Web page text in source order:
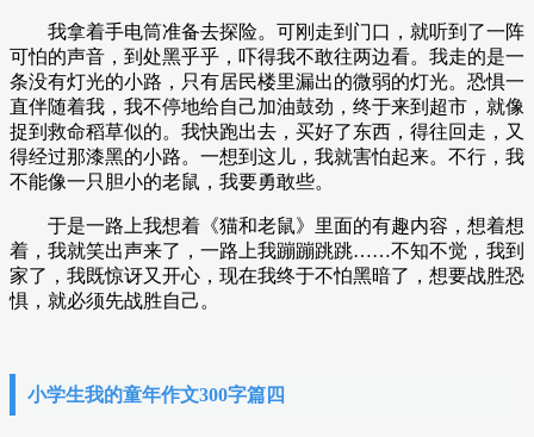
我拿着手电筒准备去探险。可刚走到门口，就听到了一阵
可怕的声音，到处黑乎乎，吓得我不敢往两边看。我走的是一
条没有灯光的小路，只有居民楼里漏出的微弱的灯光。恐惧一
直伴随着我，我不停地给自己加油鼓劲，终于来到超市，就像
捉到救命稻草似的。我快跑出去，买好了东西，得往回走，又
得经过那漆黑的小路。一想到这儿，我就害怕起来。不行，我
不能像一只胆小的老鼠，我要勇敢些。
于是一路上我想着《猫和老鼠》里面的有趣内容，想着想
着，我就笑出声来了，一路上我蹦蹦跳跳……不知不觉，我到
家了，我既惊讶又开心，现在我终于不怕黑暗了，想要战胜恐
惧，就必须先战胜自己。
小学生我的童年作文300字篇四